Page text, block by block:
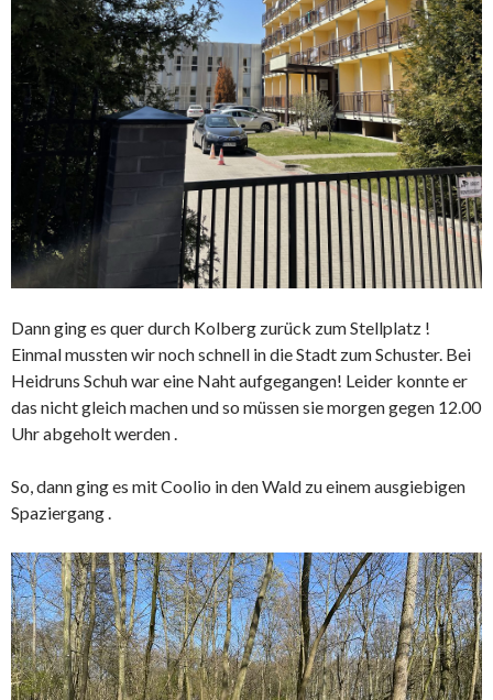
Dann ging es quer durch Kolberg zurück zum Stellplatz !
Einmal mussten wir noch schnell in die Stadt zum Schuster. Bei
Heidruns Schuh war eine Naht aufgegangen! Leider konnte er
das nicht gleich machen und so müssen sie morgen gegen 12.00
Uhr abgeholt werden .
So, dann ging es mit Coolio in den Wald zu einem ausgiebigen
Spaziergang .